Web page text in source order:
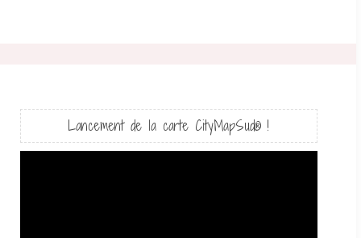
Lancement de la carte CityMapSud® !